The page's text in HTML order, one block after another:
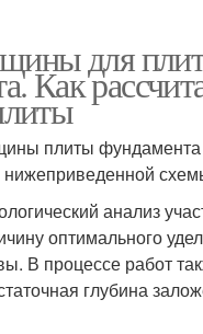
для
Как
плиты фундамента
анализ
оптимального
В процессе работ
глубина